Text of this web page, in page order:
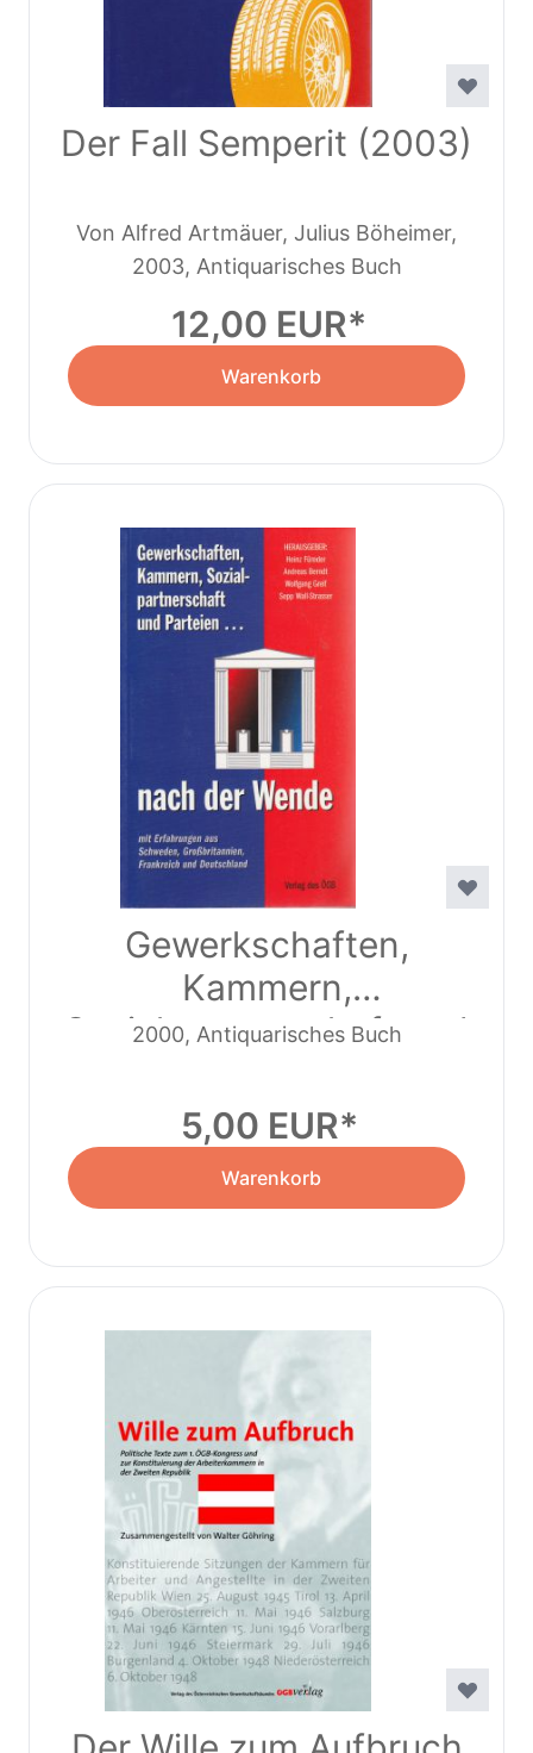
Der Fall Semperit (2003)
Von Alfred Artmäuer, Julius Böheimer,
Manfred Bauer
2003, Antiquarisches Buch
12,00 EUR
Warenkorb
Gewerkschaften,
Kammern,
Sozialpartnerschaft und
Wende (2000)
2000, Antiquarisches Buch
5,00 EUR
Warenkorb